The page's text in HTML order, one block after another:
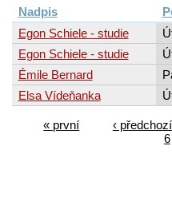
Nadpis
Egon Schiele - studie
Egon Schiele - studie
Émile Bernard
Elsa Vídeňanka
« první ‹ předchozí
6